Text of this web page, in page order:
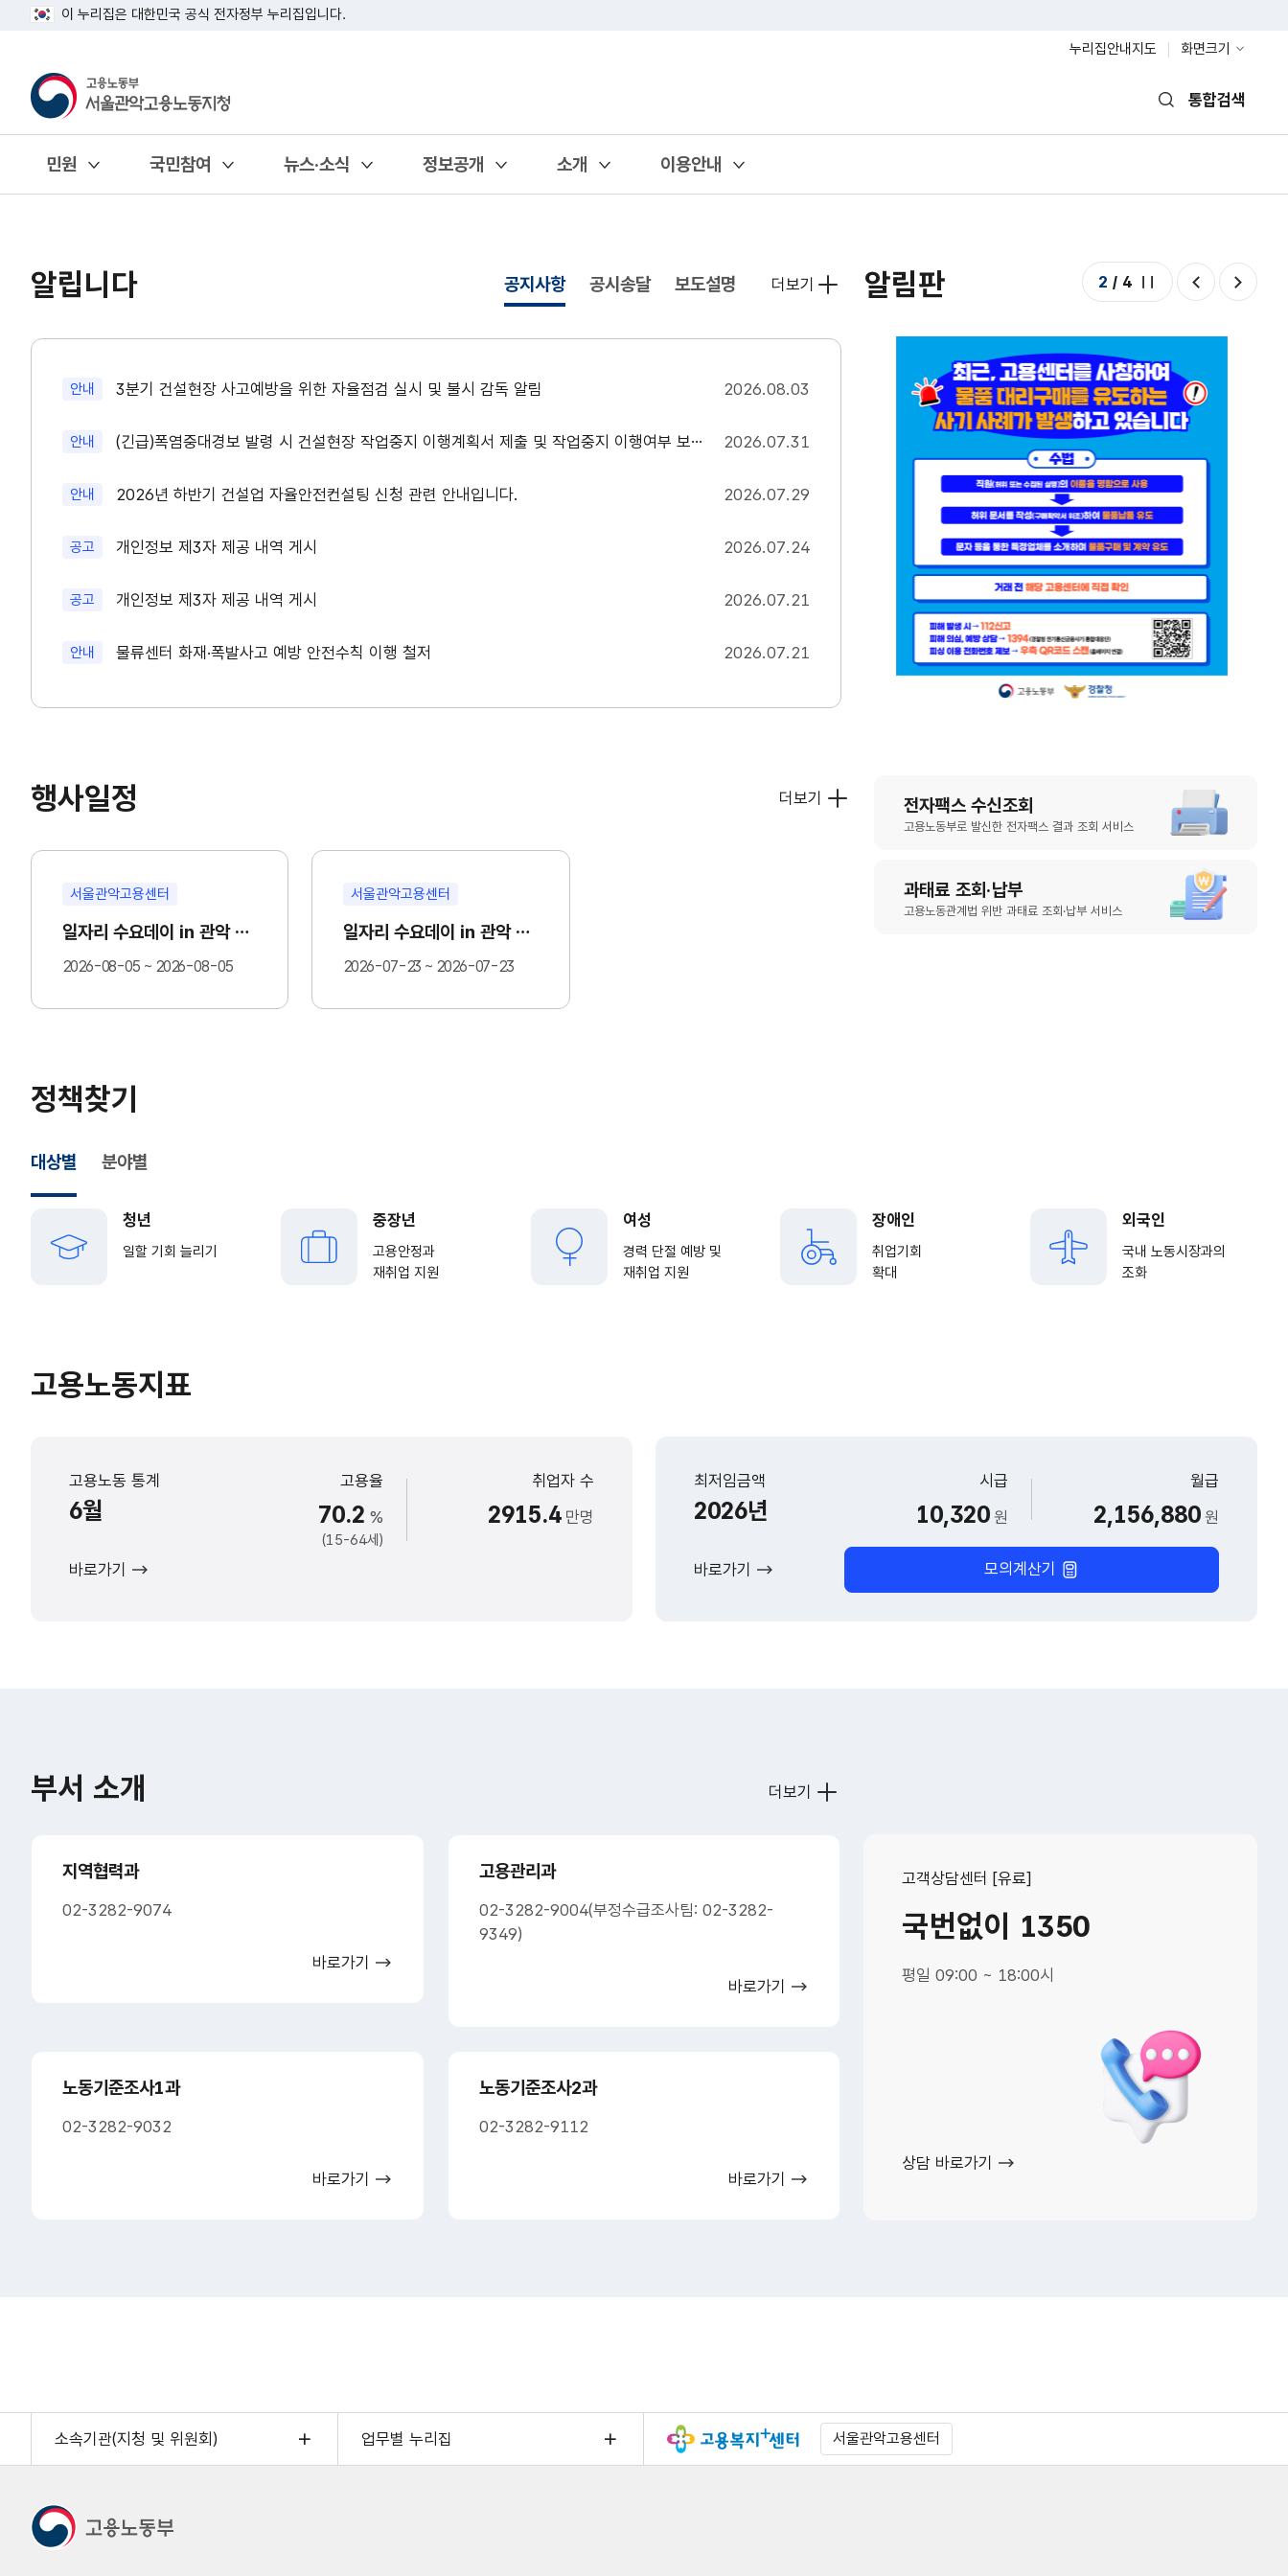
이 누리집은 대한민국 공식 전자정부 누리집입니다.
누리집안내지도
화면크기
통합검색
민원
열기
국민참여
열기
뉴스·소식
열기
정보공개
열기
소개
열기
이용안내
열기
알립니다 공지사항
안내 새글
3분기 건설현장 사고예방을 위한 자율점검 실시 및 불시 감독 알림 2026.08.03
안내 새글
(긴급)폭염중대경보 발령 시 건설현장 작업중지 이행계획서 제출 및 작업중지 이행여부 보고 안내 2026.07.31
안내 새글
2026년 하반기 건설업 자율안전컨설팅 신청 관련 안내입니다. 2026.07.29
공고 새글
개인정보 제3자 제공 내역 게시 2026.07.24
공고 새글
개인정보 제3자 제공 내역 게시 2026.07.21
안내 새글
물류센터 화재·폭발사고 예방 안전수칙 이행 철저 2026.07.21
더보기
공시송달 보도설명 알림판 2 / 4
행사일정
서울관악고용센터
일자리 수요데이 in 관악 중장년 일,만, 보 제조업
2026-08-05 ~ 2026-08-05
서울관악고용센터
일자리 수요데이 in 관악 그레~ 잇(it) 잡(job) 행사 개최
2026-07-23 ~ 2026-07-23
더보기 전자팩스 수신조회
고용노동부로 발신한 전자팩스 결과 조회 서비스
과태료 조회·납부
고용노동관계법 위반 과태료 조회·납부 서비스
정책찾기
대상별
청년
일할 기회 늘리기
중장년
고용안정과
재취업 지원
여성
경력 단절 예방 및
재취업 지원
장애인
취업기회
확대
외국인
국내 노동시장과의
조화
분야별
고용노동지표
고용노동 통계
6월
고용율
70.2 %
(15-64세)
취업자 수
2915.4 만명
바로가기
최저임금액
2026년
시급
10,320 원
월급
2,156,880 원
바로가기 모의계산기
부서 소개
지역협력과
02-3282-9074
바로가기
고용관리과
02-3282-9004(부정수급조사팀: 02-3282-
9349)
바로가기
노동기준조사1과
02-3282-9032
바로가기
노동기준조사2과
02-3282-9112
바로가기
더보기
고객상담센터 [유료]
국번없이 1350
평일 09:00 ~ 18:00시
상담 바로가기
소속기관(지청 및 위원회) 업무별 누리집 서울관악고용센터